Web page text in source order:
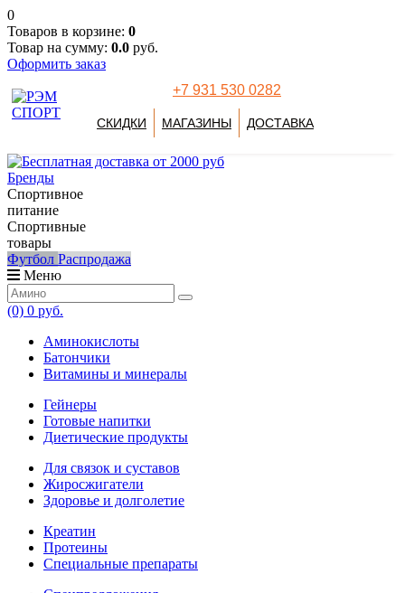
0
Товаров в корзине: 0
Товар на сумму: 0.0 руб.
Оформить заказ
+7 931 530 0282
СКИДКИ МАГАЗИНЫ ДОСТАВКА
Бренды
Спортивное
питание
Спортивные
товары
Футбол Распродажа
Меню
(0) 0 руб.
Аминокислоты
Батончики
Витамины и минералы
Гейнеры
Готовые напитки
Диетические продукты
Для связок и суставов
Жиросжигатели
Здоровье и долголетие
Креатин
Протеины
Специальные препараты